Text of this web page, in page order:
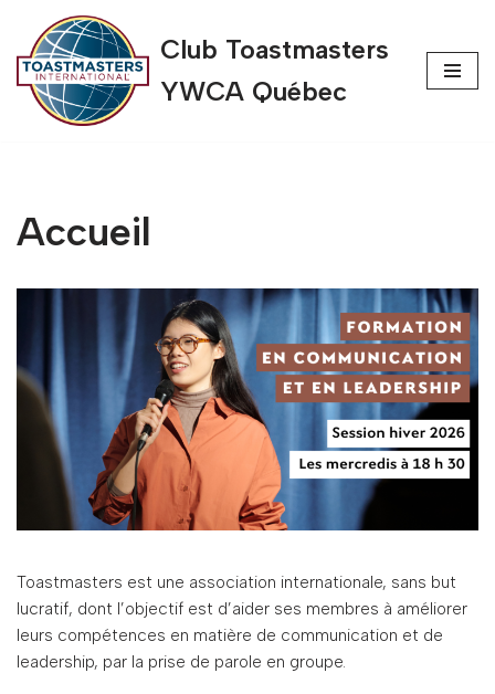
Aller
au
contenu
Club Toastmasters
YWCA Québec
Accueil
Toastmasters est une association internationale, sans but
lucratif, dont l’objectif est d’aider ses membres à améliorer
leurs compétences en matière de communication et de
leadership, par la prise de parole en groupe.